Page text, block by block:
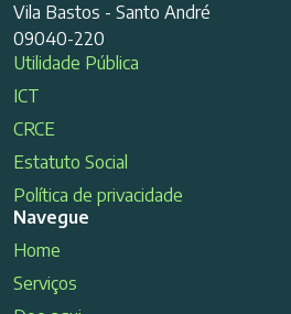
Vila Bastos - Santo André
09040-220
Utilidade Pública
ICT
CRCE
Estatuto Social
Política de privacidade
Navegue
Home
Serviços